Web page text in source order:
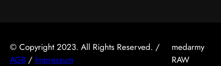
© Copyright 2023. All Rights Reserved. /
AGB / Impressum
medarmy
RAW